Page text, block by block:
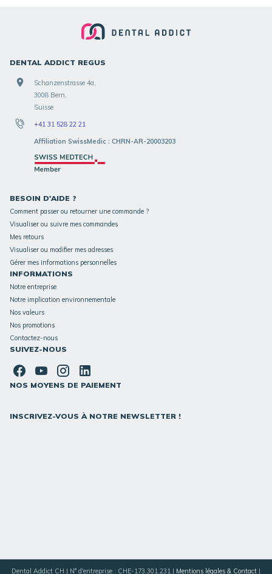
DENTAL ADDICT REGUS
Schanzenstrasse 4a,
3008 Bern,
Suisse
+41 31 528 22 21
Affiliation SwissMedic : CHRN-AR-20003203
BESOIN D'AIDE ?
Comment passer ou retourner une commande ?
Visualiser ou suivre mes commandes
Mes retours
Visualiser ou modifier mes adresses
Gérer mes informations personnelles
INFORMATIONS
Notre entreprise
Notre implication environnementale
Nos valeurs
Nos promotions
Contactez-nous
SUIVEZ-NOUS
NOS MOYENS DE PAIEMENT
INSCRIVEZ-VOUS À NOTRE NEWSLETTER !
Dental Addict CH | N° d'entreprise : CHE-173.301.231 | Mentions légales & Contact |